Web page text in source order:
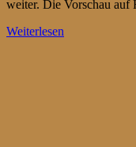
weiter. Die Vorschau auf
Weiterlesen